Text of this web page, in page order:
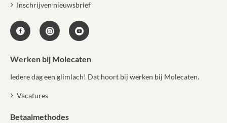
Inschrijven nieuwsbrief
Werken bij Molecaten
Iedere dag een glimlach! Dat hoort bij werken bij Molecaten.
Vacatures
Betaalmethodes